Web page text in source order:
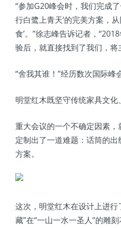
“参加G20峰会时，我们完成
行白鹭上青天’的完美方案，
食’。”徐志峰告诉记者，
验后，就直接找到了我们，
“舍我其谁！”经历数次国际峰
明堂红木既坚守传统家具文化
重大会议的一个不确定因素
定制出了一道难题：话筒的
方案。
这次，明堂红木在设计上进
藏”在“一山一水一圣人”的雕